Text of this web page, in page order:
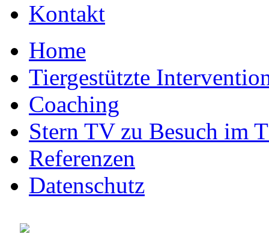
Kontakt
Home
Tiergestützte
Coaching
Stern TV zu Besuch im
Referenzen
Datenschutz